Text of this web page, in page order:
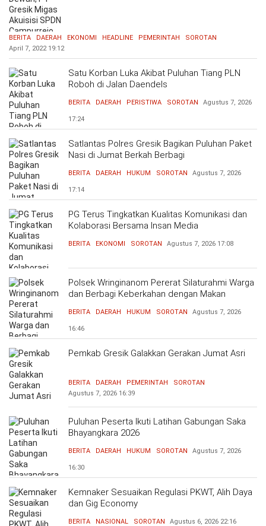
BERITA DAERAH EKONOMI HEADLINE PEMERINTAH
SOROTAN
April 7, 2022 19:12
Satu Korban Luka Akibat Puluhan Tiang PLN
Roboh di Jalan Daendels
BERITA DAERAH PERISTIWA SOROTAN Agustus 7, 2026
17:24
Satlantas Polres Gresik Bagikan Puluhan Paket
Nasi di Jumat Berkah Berbagi
BERITA DAERAH HUKUM SOROTAN Agustus 7, 2026
17:14
PG Terus Tingkatkan Kualitas Komunikasi dan
Kolaborasi Bersama Insan Media
BERITA EKONOMI SOROTAN Agustus 7, 2026 17:08
Polsek Wringinanom Pererat Silaturahmi Warga
dan Berbagi Keberkahan dengan Makan
BERITA DAERAH HUKUM SOROTAN Agustus 7, 2026
16:46
Pemkab Gresik Galakkan Gerakan Jumat Asri
BERITA DAERAH PEMERINTAH
SOROTAN
Agustus 7, 2026 16:39
Puluhan Peserta Ikuti Latihan Gabungan Saka
Bhayangkara 2026
BERITA DAERAH HUKUM SOROTAN Agustus 7, 2026
16:30
Kemnaker Sesuaikan Regulasi PKWT, Alih Daya
dan Gig Economy
BERITA NASIONAL SOROTAN Agustus 6, 2026 22:16